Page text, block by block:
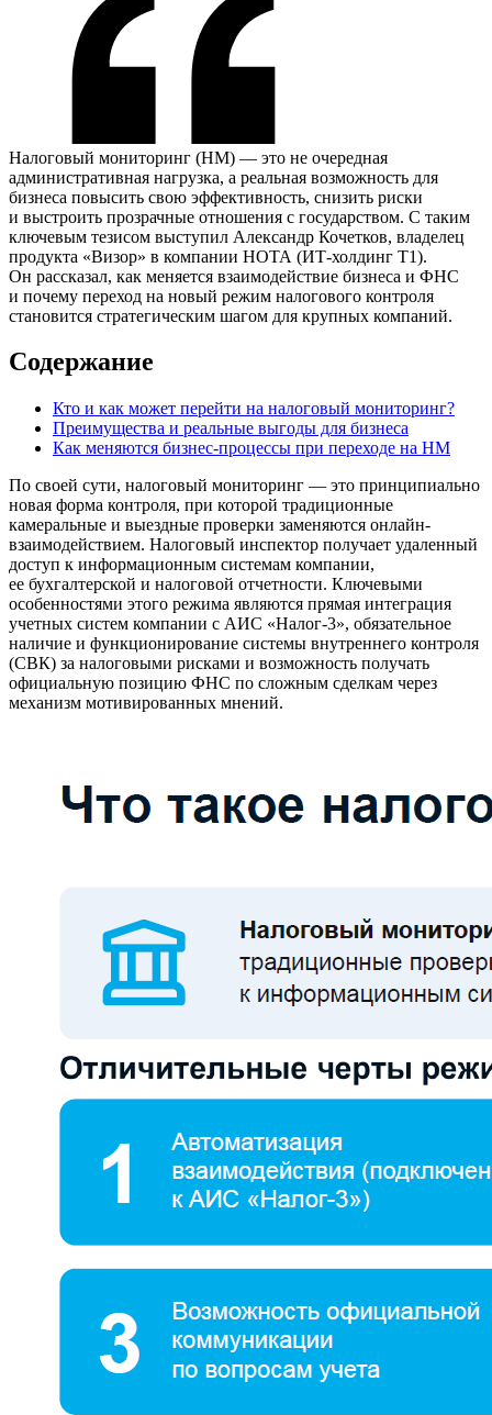
Налоговый мониторинг (НМ) — это не очередная
административная нагрузка, а реальная возможность для
бизнеса повысить свою эффективность, снизить риски
и выстроить прозрачные отношения с государством. С таким
ключевым тезисом выступил Александр Кочетков, владелец
продукта «Визор» в компании НОТА (ИТ-холдинг Т1).
Он рассказал, как меняется взаимодействие бизнеса и ФНС
и почему переход на новый режим налогового контроля
становится стратегическим шагом для крупных компаний.
Содержание
Кто и как может перейти на налоговый мониторинг?
Преимущества и реальные выгоды для бизнеса
Как меняются бизнес-процессы при переходе на НМ
По своей сути, налоговый мониторинг — это принципиально
новая форма контроля, при которой традиционные
камеральные и выездные проверки заменяются онлайн-
взаимодействием. Налоговый инспектор получает удаленный
доступ к информационным системам компании,
ее бухгалтерской и налоговой отчетности. Ключевыми
особенностями этого режима являются прямая интеграция
учетных систем компании с АИС «Налог-3», обязательное
наличие и функционирование системы внутреннего контроля
(СВК) за налоговыми рисками и возможность получать
официальную позицию ФНС по сложным сделкам через
механизм мотивированных мнений.